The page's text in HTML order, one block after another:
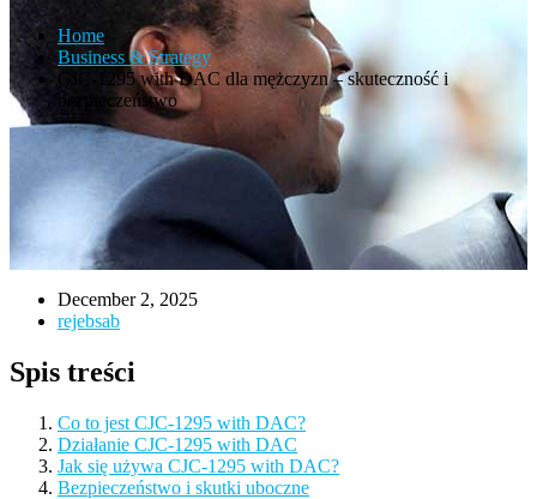
Home
Business & Strategy
CJC-1295 with DAC dla mężczyzn – skuteczność i
bezpieczeństwo
December 2, 2025
rejebsab
Spis treści
Co to jest CJC-1295 with DAC?
Działanie CJC-1295 with DAC
Jak się używa CJC-1295 with DAC?
Bezpieczeństwo i skutki uboczne